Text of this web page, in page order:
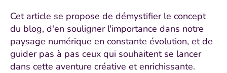
Cet article se propose de démystifier le concept
du blog, d'en souligner l'importance dans notre
paysage numérique en constante évolution, et de
guider pas à pas ceux qui souhaitent se lancer
dans cette aventure créative et enrichissante.